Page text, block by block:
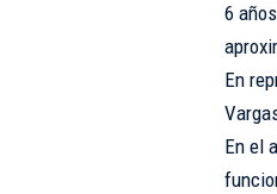
6
En
En el